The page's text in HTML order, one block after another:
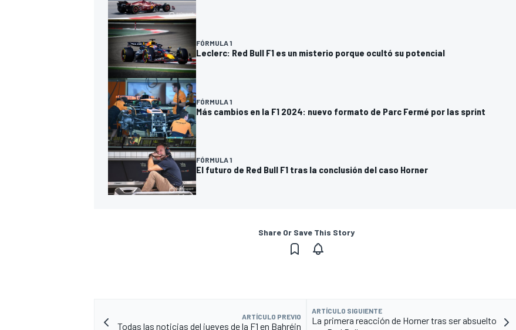
FÓRMULA 1
Leclerc: Red Bull F1 es un misterio porque ocultó su potencial
FÓRMULA 1
Más cambios en la F1 2024: nuevo formato de Parc Fermé por las sprint
FÓRMULA 1
El futuro de Red Bull F1 tras la conclusión del caso Horner
Share Or Save This Story
ARTÍCULO PREVIO
Todas las noticias del jueves de la F1 en Bahréin
ARTÍCULO SIGUIENTE
La primera reacción de Horner tras ser absuelto